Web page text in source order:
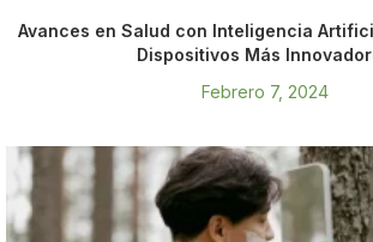
Avances en Salud con Inteligencia
Dispositivos Más
Febrero 7, 2024